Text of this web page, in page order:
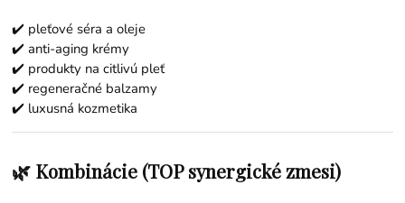
✔️ pleťové séra a oleje
✔️ anti-aging krémy
✔️ produkty na citlivú pleť
✔️ regeneračné balzamy
✔️ luxusná kozmetika
🌿 Kombinácie (TOP synergické zmesi)